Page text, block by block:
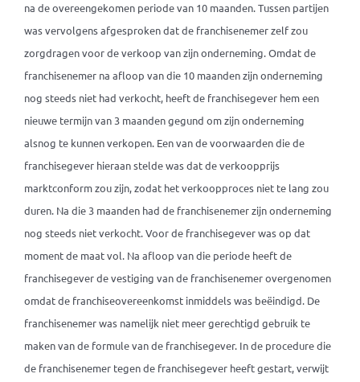
na de overeengekomen periode van 10 maanden. Tussen partijen
was vervolgens afgesproken dat de franchisenemer zelf zou
zorgdragen voor de verkoop van zijn onderneming. Omdat de
franchisenemer na afloop van die 10 maanden zijn onderneming
nog steeds niet had verkocht, heeft de franchisegever hem een
nieuwe termijn van 3 maanden gegund om zijn onderneming
alsnog te kunnen verkopen. Een van de voorwaarden die de
franchisegever hieraan stelde was dat de verkoopprijs
marktconform zou zijn, zodat het verkoopproces niet te lang zou
duren. Na die 3 maanden had de franchisenemer zijn onderneming
nog steeds niet verkocht. Voor de franchisegever was op dat
moment de maat vol. Na afloop van die periode heeft de
franchisegever de vestiging van de franchisenemer overgenomen
omdat de franchiseovereenkomst inmiddels was beëindigd. De
franchisenemer was namelijk niet meer gerechtigd gebruik te
maken van de formule van de franchisegever. In de procedure die
de franchisenemer tegen de franchisegever heeft gestart, verwijt